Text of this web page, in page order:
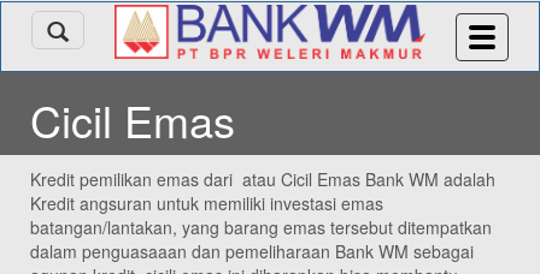
Cicil Emas
Kredit pemilikan emas dari atau Cicil Emas Bank WM adalah
Kredit angsuran untuk memiliki investasi emas
batangan/lantakan, yang barang emas tersebut ditempatkan
dalam penguasaaan dan pemeliharaan Bank WM sebagai